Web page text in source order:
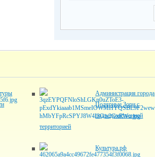
Администрация города
Полярные Зори с
подведомственной
территорией
Культура.рф